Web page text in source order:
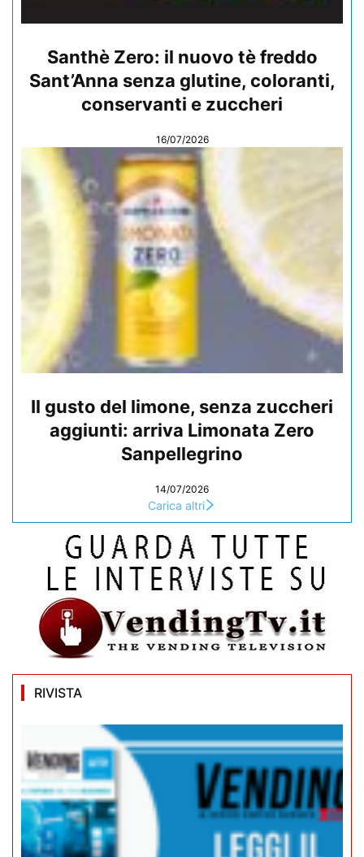
Santhè Zero: il nuovo tè freddo
Sant’Anna senza glutine, coloranti,
conservanti e zuccheri
16/07/2026
Il gusto del limone, senza zuccheri
aggiunti: arriva Limonata Zero
Sanpellegrino
14/07/2026
Carica altri
RIVISTA